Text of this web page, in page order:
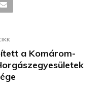
a Komárom-